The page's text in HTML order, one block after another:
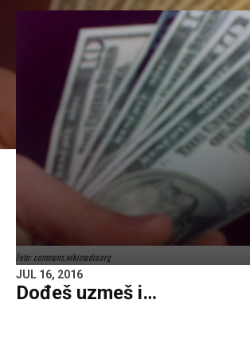
Foto: commons.wikimedia.org
JUL 16, 2016
Dođeš uzmeš i…